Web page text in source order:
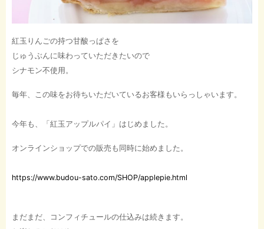
紅玉りんごの持つ甘酸っぱさを
じゅうぶんに味わっていただきたいので
シナモン不使用。
毎年、この味をお待ちいただいているお客様もいらっしゃいます。
今年も、「紅玉アップルパイ」はじめました。
オンラインショップでの販売も同時に始めました。
https://www.budou-sato.com/SHOP/applepie.html
まだまだ、コンフィチュールの仕込みは続きます。